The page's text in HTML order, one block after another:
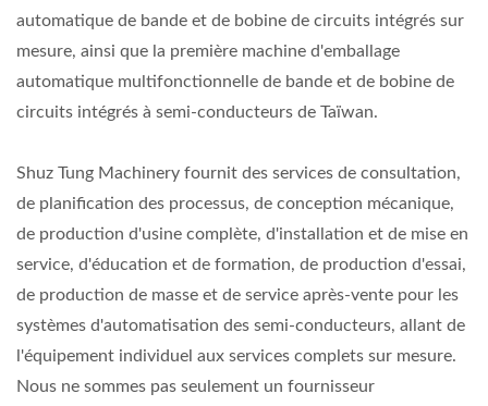
automatique de bande et de bobine de circuits intégrés sur
mesure, ainsi que la première machine d'emballage
automatique multifonctionnelle de bande et de bobine de
circuits intégrés à semi-conducteurs de Taïwan.
Shuz Tung Machinery fournit des services de consultation,
de planification des processus, de conception mécanique,
de production d'usine complète, d'installation et de mise en
service, d'éducation et de formation, de production d'essai,
de production de masse et de service après-vente pour les
systèmes d'automatisation des semi-conducteurs, allant de
l'équipement individuel aux services complets sur mesure.
Nous ne sommes pas seulement un fournisseur